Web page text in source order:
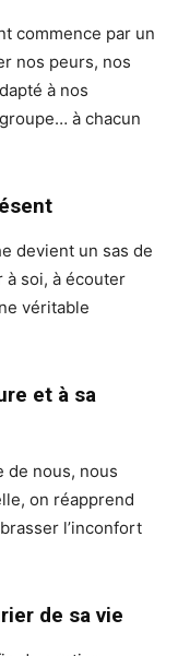
commence par un
nos peurs, nos
à nos
à chacun
devient un sas de
à soi, à écouter
véritable
et à sa
de nous, nous
on réapprend
l’inconfort
de sa vie